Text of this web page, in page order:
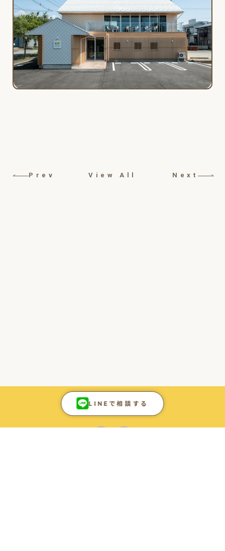
LINEで相談する
Prev View All Next